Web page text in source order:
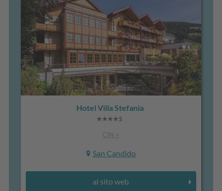
Hotel Villa Stefania
CIN +
San Candido
al sito web